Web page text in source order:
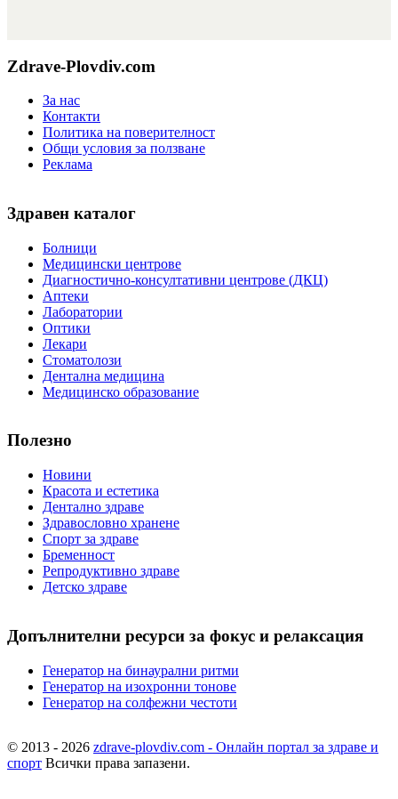
Zdrave-Plovdiv.com
За нас
Контакти
Политика на поверителност
Общи условия за ползване
Реклама
Здравен каталог
Болници
Медицински центрове
Диагностично-консултативни центрове (ДКЦ)
Аптеки
Лаборатории
Оптики
Лекари
Стоматолози
Дентална медицина
Медицинско образование
Полезно
Новини
Красота и естетика
Дентално здраве
Здравословно хранене
Спорт за здраве
Бременност
Репродуктивно здраве
Детско здраве
Допълнителни ресурси за фокус и релаксация
Генератор на бинаурални ритми
Генератор на изохронни тонове
Генератор на солфежни честоти
© 2013 - 2026 zdrave-plovdiv.com - Онлайн портал за здраве и
спорт Всички права запазени.